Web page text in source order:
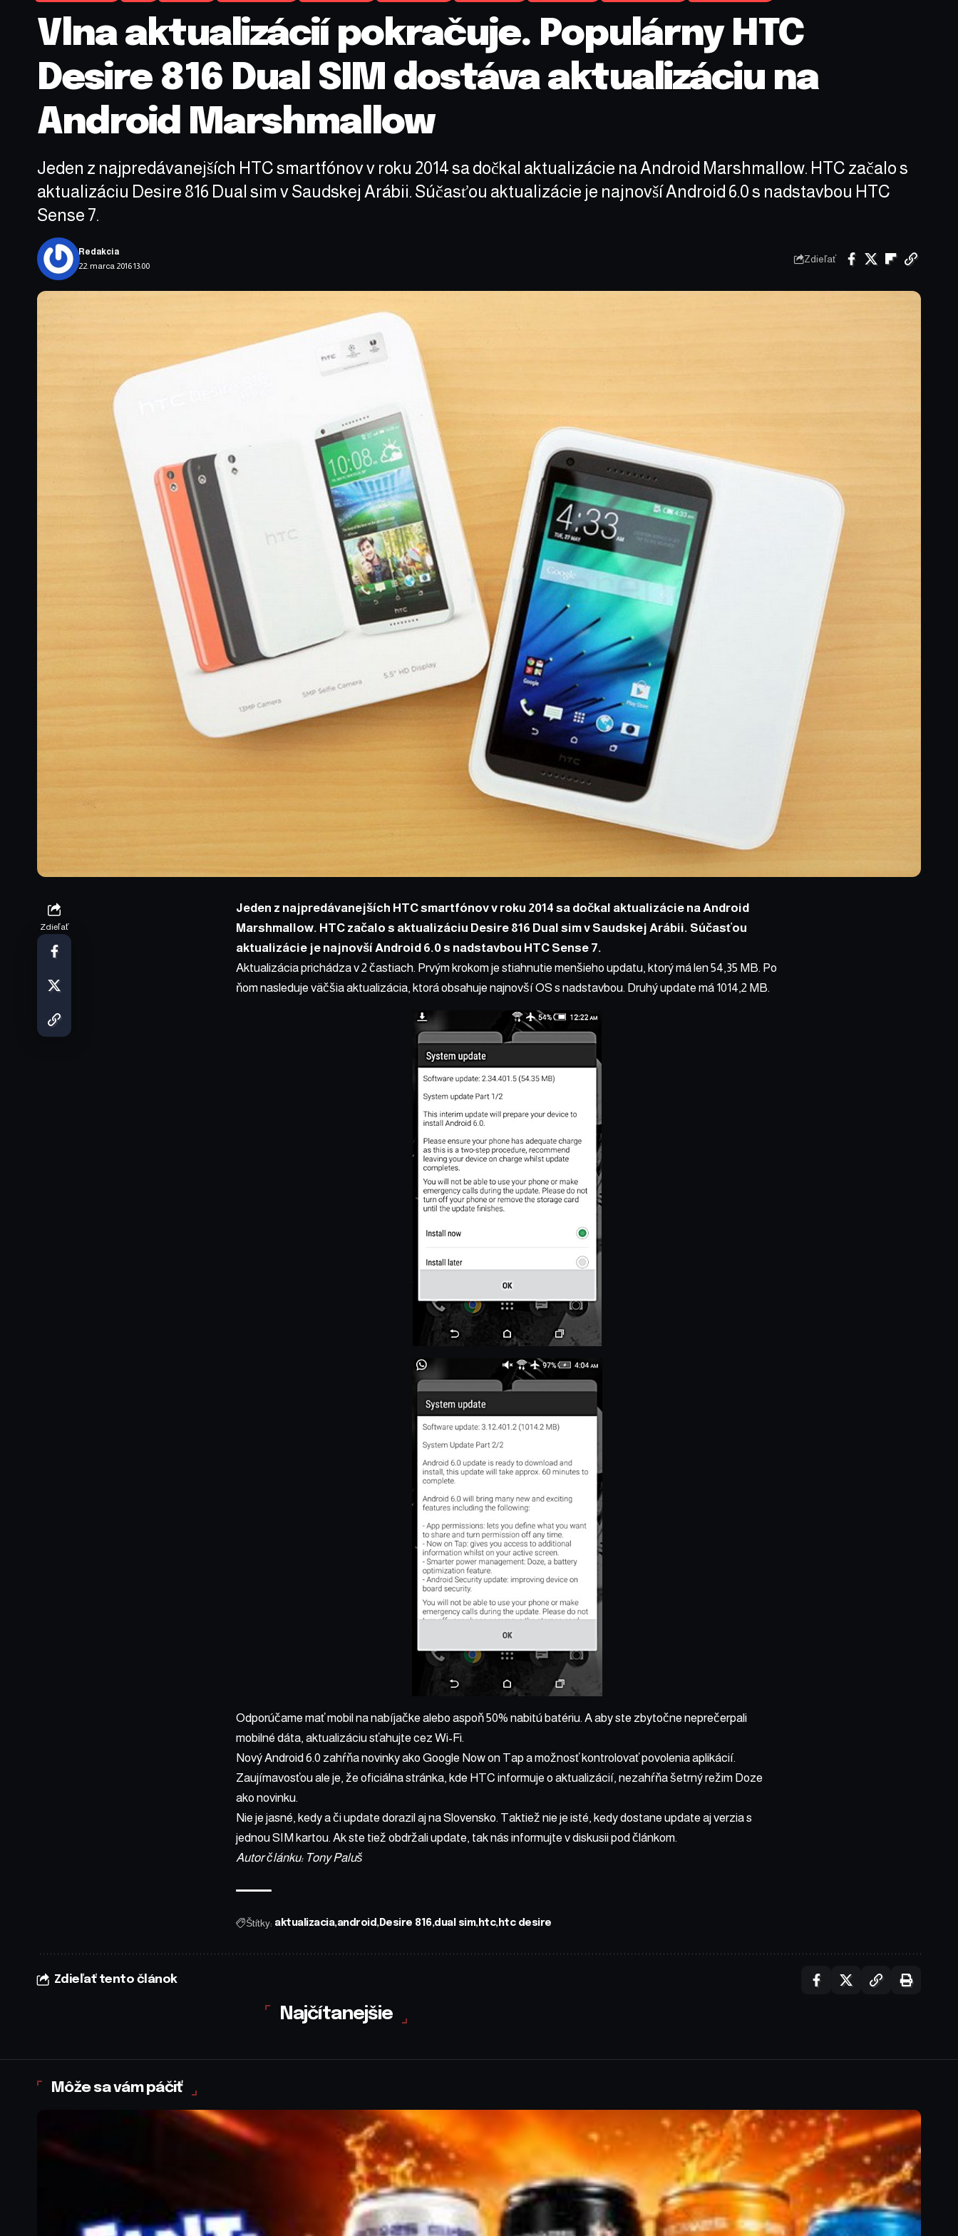
Vlna aktualizácií pokračuje. Populárny HTC
Desire 816 Dual SIM dostáva aktualizáciu na
Android Marshmallow
Jeden z najpredávanejších HTC smartfónov v roku 2014 sa dočkal aktualizácie na Android Marshmallow. HTC začalo s
aktualizáciu Desire 816 Dual sim v Saudskej Arábii. Súčasťou aktualizácie je najnovší Android 6.0 s nadstavbou HTC
Sense 7.
22. marca 2016 13:00
Redakcia
Zdieľať
Zdieľať
Jeden z najpredávanejších HTC smartfónov v roku 2014 sa dočkal aktualizácie na Android
Marshmallow. HTC začalo s aktualizáciu Desire 816 Dual sim v Saudskej Arábii. Súčasťou
aktualizácie je najnovší Android 6.0 s nadstavbou HTC Sense 7.
Aktualizácia prichádza v 2 častiach. Prvým krokom je stiahnutie menšieho updatu, ktorý má len 54,35 MB. Po
ňom nasleduje väčšia aktualizácia, ktorá obsahuje najnovší OS s nadstavbou. Druhý update má 1014,2 MB.
Odporúčame mať mobil na nabíjačke alebo aspoň 50% nabitú batériu. A aby ste zbytočne neprečerpali
mobilné dáta, aktualizáciu sťahujte cez Wi-Fi.
Nový Android 6.0 zahŕňa novinky ako Google Now on Tap a možnosť kontrolovať povolenia aplikácií.
Zaujímavosťou ale je, že oficiálna stránka, kde HTC informuje o aktualizácií, nezahŕňa šetrný režim Doze
ako novinku.
Nie je jasné, kedy a či update dorazil aj na Slovensko. Taktiež nie je isté, kedy dostane update aj verzia s
jednou SIM kartou. Ak ste tiež obdržali update, tak nás informujte v diskusii pod článkom.
Autor článku: Tony Paluš
Štítky: aktualizacia android Desire 816 dual sim htc htc desire
Zdieľať tento článok
Najčítanejšie
Môže sa vám páčiť